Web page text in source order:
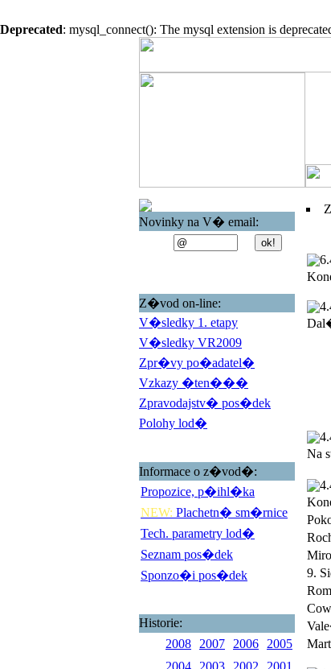
Deprecated: mysql_connect(): The mysql extension is
Novinky na V� email:
Z�vod on-line:
V�sledky 1. etapy
V�sledky VR2009
Zpr�vy po�adatel�
Vzkazy �ten���
Zpravodajstv� pos�dek
Polohy lod�
Informace o z�vod�:
Propozice, p�ihl�ka
NEW: Plachetn� sm�rnice
Tech. parametry lod�
Seznam pos�dek
Sponzo�i pos�dek
Historie:
2008
2007 2006
2005
2004
2003 2002
2001
Na
9.